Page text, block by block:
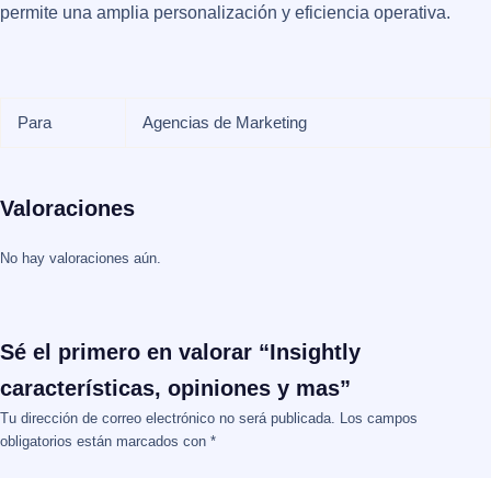
permite una amplia personalización y eficiencia operativa.
Para Agencias de Marketing
Valoraciones
No hay valoraciones aún.
Sé el primero en valorar “Insightly
características, opiniones y mas”
Tu dirección de correo electrónico no será publicada. Los campos
obligatorios están marcados con *